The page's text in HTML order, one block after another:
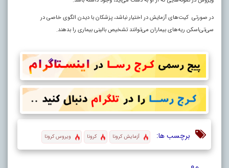
در صورتی کیت‌های آزمایش در اختیار نباشد، پزشکان با دیدن الگوی خاصی در
سی‌تی‌اسکن ریه‌های بیماران می‌توانند تشخیص بالینی بیماری را بدهند.
برچسب ها: آزمایش کرونا کرونا ویروس کرونا